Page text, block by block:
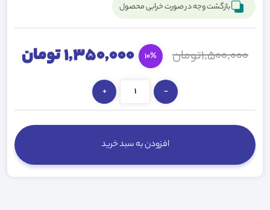
بازگشت وجه در صورت خرابی محصول
1,500,000تومان 10% 1,350,000 تومان
-
+
افزودن به سبد خرید